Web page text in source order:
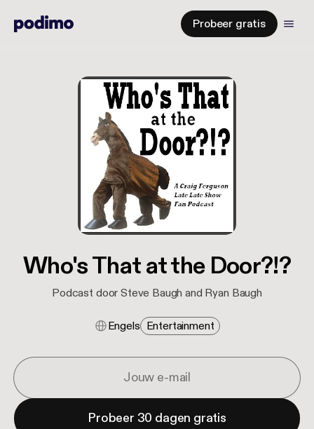
Probeer gratis
Who's That at the Door?!?
Podcast door Steve Baugh and Ryan Baugh
Engels Entertainment
Probeer 30 dagen gratis